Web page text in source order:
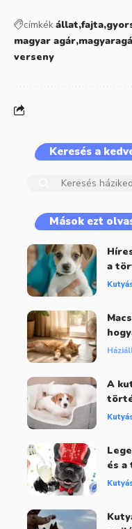
címkékállat fajta
magyar agár
verseny
Keresés a
Mások ezt
a
A
és a